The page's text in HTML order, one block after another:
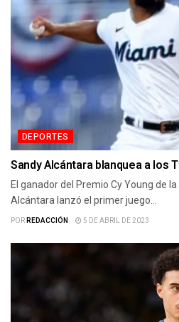
DEPORTES
Sandy Alcántara blanquea a los
El ganador del Premio Cy Young de
Alcántara lanzó el primer juego...
PORREDACCIÓN 5 DE ABRIL DE 2023